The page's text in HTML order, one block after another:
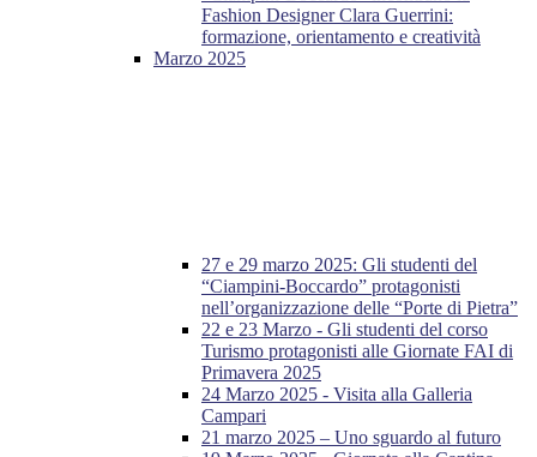
Fashion Designer Clara Guerrini:
formazione, orientamento e creatività
Marzo 2025
27 e 29 marzo 2025: Gli studenti del
“Ciampini-Boccardo” protagonisti
nell’organizzazione delle “Porte di Pietra”
22 e 23 Marzo - Gli studenti del corso
Turismo protagonisti alle Giornate FAI di
Primavera 2025
24 Marzo 2025 - Visita alla Galleria
Campari
21 marzo 2025 – Uno sguardo al futuro